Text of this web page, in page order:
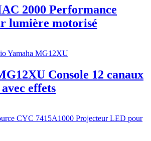
2000 Performance
lumière motorisé
Console 12 canaux
effets